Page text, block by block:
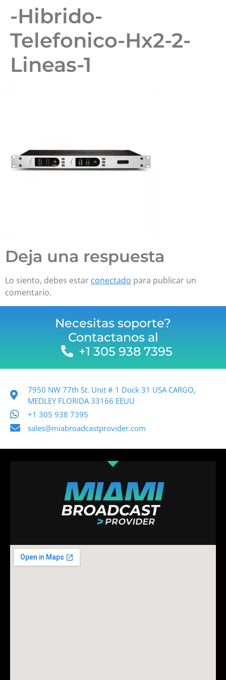
-Hibrido-
Telefonico-Hx2-2-
Lineas-1
Deja una respuesta
Lo siento, debes estar conectado para publicar un
comentario.
Necesitas soporte?
Contactanos al
+1 305 938 7395
7950 NW 77th St. Unit # 1 Dock 31 USA CARGO,
MEDLEY FLORIDA 33166 EEUU
+1 305 938 7395
sales@miabroadcastprovider.com